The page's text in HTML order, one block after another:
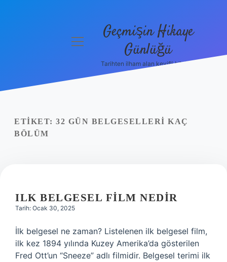
Yasal Uyarı
menüyü
Geçmişin Hikaye
Günlüğü
Tarihten ilham alan keyifli bilgiler!
ETIKET: 32 GÜN BELGESELLERI KAÇ
BÖLÜM
ILK BELGESEL FILM NEDIR
Tarih: Ocak 30, 2025
İlk belgesel ne zaman? Listelenen ilk belgesel film,
ilk kez 1894 yılında Kuzey Amerika’da gösterilen
Fred Ott’un “Sneeze” adlı filmidir. Belgesel terimi ilk